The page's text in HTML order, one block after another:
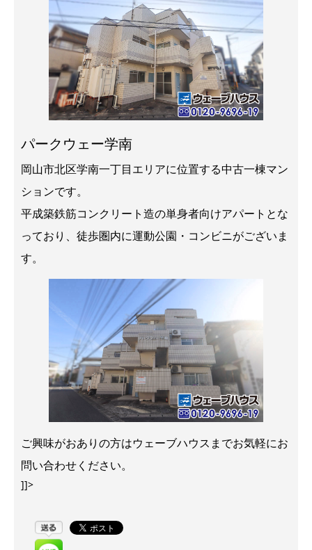
パークウェー学南
岡山市北区学南一丁目エリアに位置する中古一棟マン
ションです。
平成築鉄筋コンクリート造の単身者向けアパートとな
っており、徒歩圏内に運動公園・コンビニがございま
す。
ご興味がおありの方はウェーブハウスまでお気軽にお
問い合わせください。
]]>